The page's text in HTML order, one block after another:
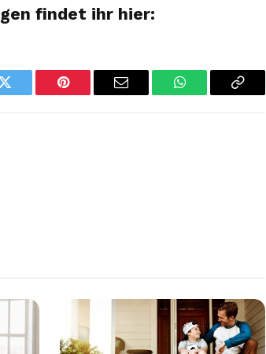
findet ihr hier:
Twitter Pinterest Email WhatsAppCopy